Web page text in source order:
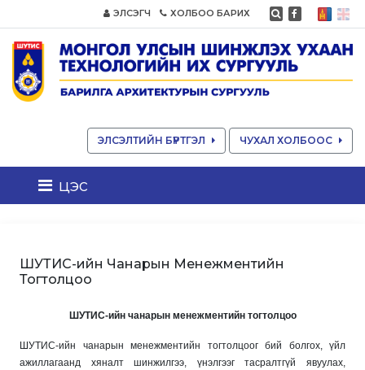
ЭЛСЭГЧ ХОЛБОО БАРИХ
ЭЛСЭЛТИЙН БҮРТГЭЛ ЧУХАЛ ХОЛБООС
цэс
ШУТИС-ийн Чанарын Менежментийн
Тогтолцоо
ШУТИС-ийн чанарын менежментийн тогтолцоо
ШУТИС-ийн чанарын менежментийн тогтолцоог бий болгох, үйл
ажиллагаанд хяналт шинжилгээ, үнэлгээг тасралтгүй явуулах,